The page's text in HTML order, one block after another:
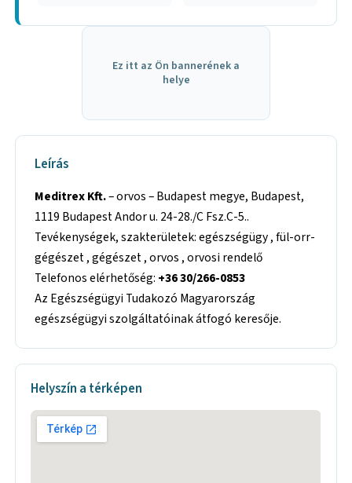
Ez itt az Ön bannerének a
helye
Leírás
Meditrex Kft.– orvos – Budapest megye, Budapest,
1119 Budapest Andor u. 24-28./C Fsz.C-5..
Tevékenységek, szakterületek: egészségügy , fül-orr-
gégészet , gégészet , orvos , orvosi rendelő
Telefonos elérhetőség: +36 30/266-0853
Az Egészségügyi Tudakozó Magyarország
egészségügyi szolgáltatóinak átfogó keresője.
Helyszín a térképen